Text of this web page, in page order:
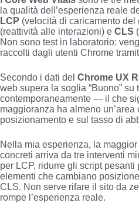
la qualità dell’esperienza reale
LCP (velocità di caricamento del
(reattività alle interazioni) e CLS
Non sono test in laboratorio:
raccolti dagli utenti Chrome
Secondo i dati del Chrome UX
web supera la soglia “Buono” su
contemporaneamente — il che
maggioranza ha almeno un’area
posizionamento e sul tasso di
Nella mia esperienza, la
concreti arriva da tre interventi
per LCP, ridurre gli script
elementi che cambiano
CLS. Non serve rifare il sito da
rompe l’esperienza reale.